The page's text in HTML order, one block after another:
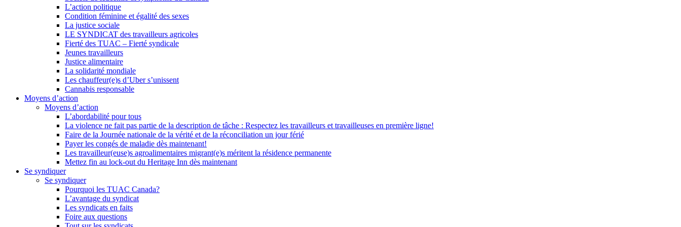
L’action politique
Condition féminine et égalité des sexes
La justice sociale
LE SYNDICAT des travailleurs agricoles
Fierté des TUAC – Fierté syndicale
Jeunes travailleurs
Justice alimentaire
La solidarité mondiale
Les chauffeur(e)s d’Uber s’unissent
Cannabis responsable
Moyens d’action
Moyens d’action
L’abordabilité pour tous
La violence ne fait pas partie de la description de tâche : Respectez les travailleurs et travailleuses en première ligne!
Faire de la Journée nationale de la vérité et de la réconciliation un jour férié
Payer les congés de maladie dès maintenant!
Les travailleur(euse)s agroalimentaires migrant(e)s méritent la résidence permanente
Mettez fin au lock-out du Heritage Inn dès maintenant
Se syndiquer
Se syndiquer
Pourquoi les TUAC Canada?
L’avantage du syndicat
Les syndicats en faits
Foire aux questions